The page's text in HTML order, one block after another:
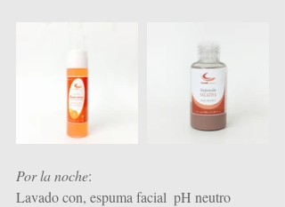
Por la noche:
Lavado con, espuma facial  pH neutro